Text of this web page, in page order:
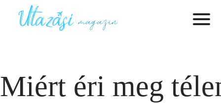
Miért éri meg